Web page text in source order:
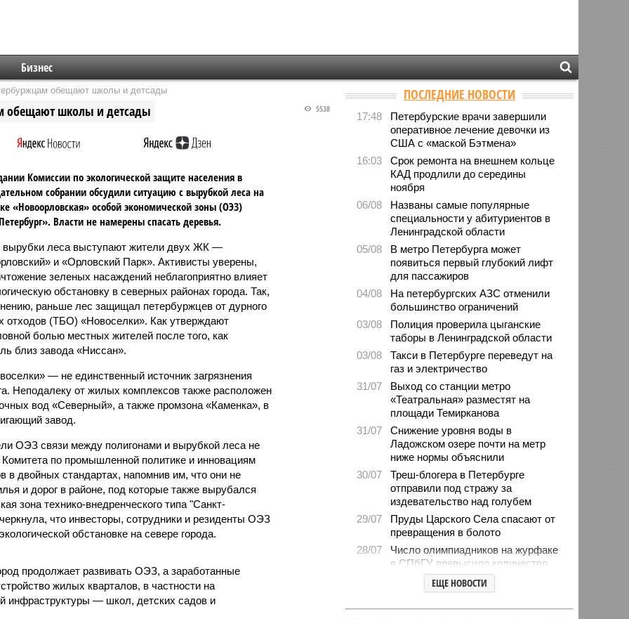
Бизнес
обещают школы и детсады
обещают школы и детсады 5538
Комиссии по экологической защите населения в
собрании обсудили ситуацию с вырубкой леса на
«Новоорловская» особой экономической зоны (ОЭЗ)
Власти не намерены спасать деревья.
вырубки леса выступают жители двух ЖК —
и «Орловский Парк». Активисты уверены,
зеленых насаждений неблагоприятно влияет
обстановку в северных районах города. Так,
раньше лес защищал петербуржцев от дурного
отходов (ТБО) «Новоселки». Как утверждают
болью местных жителей после того, как
близ завода «Ниссан».
— не единственный источник загрязнения
Неподалеку от жилых комплексов также расположен
вод «Северный», а также промзона «Каменка», в
завод.
ОЭЗ связи между полигонами и вырубкой леса не
по промышленной политике и инновациям
в двойных стандартах, напомнив им, что они не
и дорог в районе, под которые также вырубался
зона технико-внедренческого типа "Санкт-
что инвесторы, сотрудники и резиденты ОЭЗ
обстановке на севере города.
продолжает развивать ОЭЗ, а заработанные
жилых кварталов, в частности на
инфраструктуры — школ, детских садов и
ПОСЛЕДНИЕ НОВОСТИ
17:48
Петербурские врачи завершили
оперативное лечение девочки из
США с «маской Бэтмена»
16:03
Срок ремонта на внешнем кольце
КАД продлили до середины
ноября
06/08
Названы самые популярные
специальности у абитуриентов в
Ленинградской области
05/08
В метро Петербурга может
появиться первый глубокий лифт
для пассажиров
04/08
На петербургских АЗС отменили
большинство ограничений
03/08
Полиция проверила цыганские
таборы в Ленинградской области
03/08
Такси в Петербурге переведут на
газ и электричество
31/07
Выход со станции метро
«Театральная» разместят на
площади Темирканова
31/07
Снижение уровня воды в
Ладожском озере почти на метр
ниже нормы объяснили
30/07
Треш-блогера в Петербурге
отправили под стражу за
издевательство над голубем
29/07
Пруды Царского Села спасают от
превращения в болото
28/07
Число олимпиадников на журфаке
в СПбГУ превысило количество
бюджетных мест
Рейды против подростков-
неформалов проведут в городе на
ЕЩЕ НОВОСТИ